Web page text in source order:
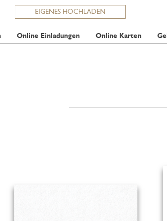
EIGENES HOCHLADEN
Online Einladungen Online Karten